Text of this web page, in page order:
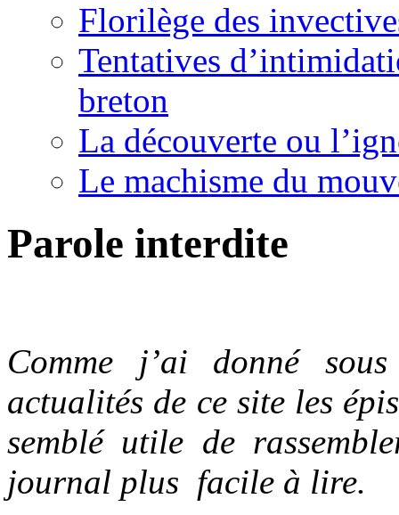
Florilège des
Tentatives
breton
La découverte ou
Le machisme du
Parole interdite
Comme j’ai donné
actualités de ce site les
semblé utile de
journal plus facile à lire.